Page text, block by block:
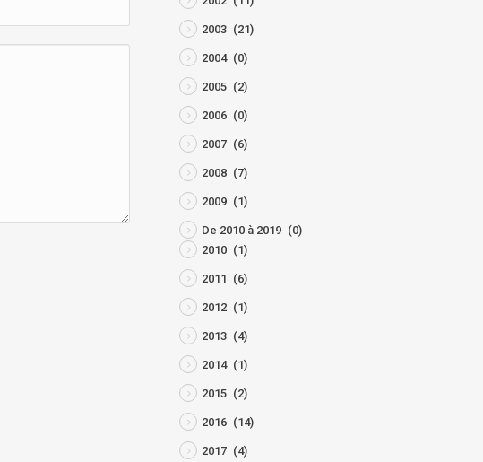
2003 (21)
2004 (0)
2005 (2)
2006 (0)
2007 (6)
2008 (7)
2009 (1)
De 2010 à 2019 (0)
2010 (1)
2011 (6)
2012 (1)
2013 (4)
2014 (1)
2015 (2)
2016 (14)
2017 (4)